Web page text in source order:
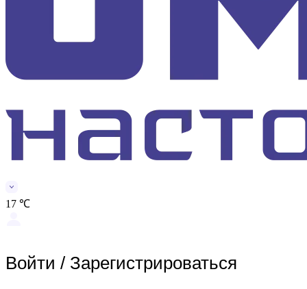
17 ℃
Войти / Зарегистрироваться